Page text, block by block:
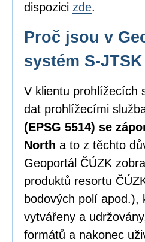
dispozici zde.
Proč jsou v
systém S-
V klientu prohlížecích
dat prohlížecími
(EPSG 5514) se
North a to z těchto
Geoportál ČÚZK
produktů resortu
bodových polí apod.),
vytvářeny a
formátů a nakonec